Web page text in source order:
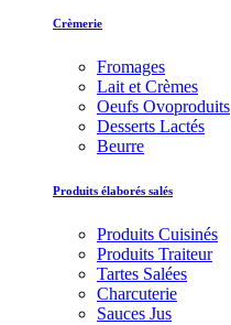
Crèmerie
Fromages
Lait et Crèmes
Oeufs Ovoproduits
Desserts Lactés
Beurre
Produits élaborés salés
Produits Cuisinés
Produits Traiteur
Tartes Salées
Charcuterie
Sauces Jus